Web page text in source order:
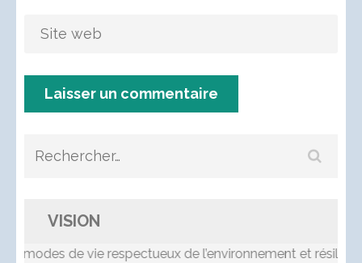
Rechercher :
VISION
de vie respectueux de l’environnement et résilients